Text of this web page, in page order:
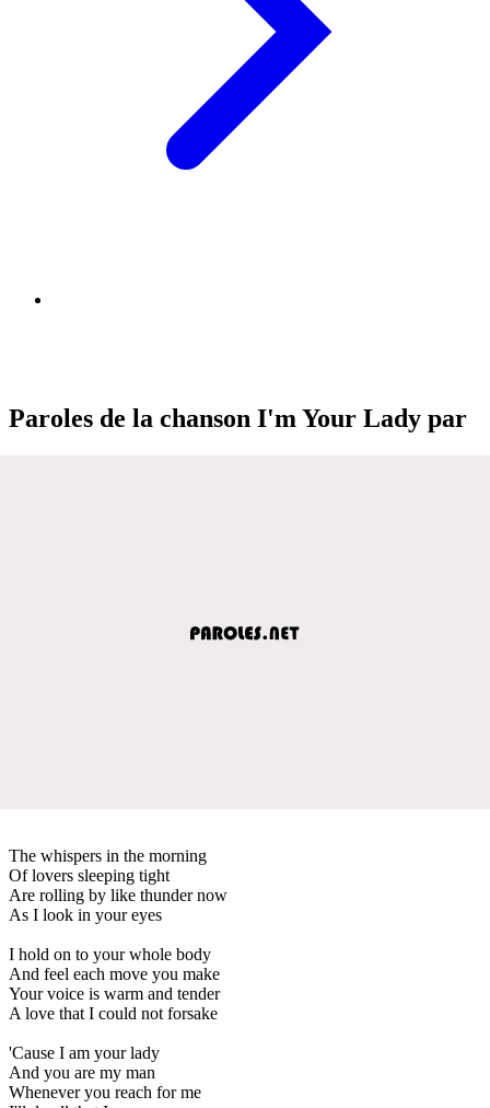
Paroles de la chanson I'm Your Lady par
The whispers in the morning
Of lovers sleeping tight
Are rolling by like thunder now
As I look in your eyes
I hold on to your whole body
And feel each move you make
Your voice is warm and tender
A love that I could not forsake
'Cause I am your lady
And you are my man
Whenever you reach for me